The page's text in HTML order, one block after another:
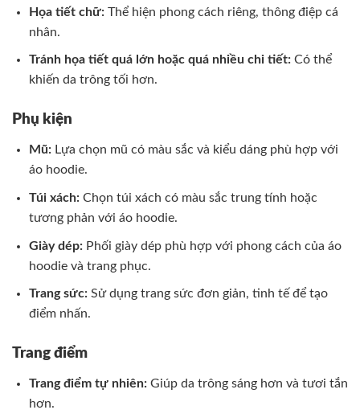
Họa tiết chữ:Thể hiện phong cách riêng, thông điệp cá
nhân.
Tránh họa tiết quá lớn hoặc quá nhiều chi tiết:Có thể
khiến da trông tối hơn.
Phụ kiện
Mũ:Lựa chọn mũ có màu sắc và kiểu dáng phù hợp với
áo hoodie.
Túi xách:Chọn túi xách có màu sắc trung tính hoặc
tương phản với áo hoodie.
Giày dép:Phối giày dép phù hợp với phong cách của áo
hoodie và trang phục.
Trang sức:Sử dụng trang sức đơn giản, tinh tế để tạo
điểm nhấn.
Trang điểm
Trang điểm tự nhiên:Giúp da trông sáng hơn và tươi tắn
hơn.